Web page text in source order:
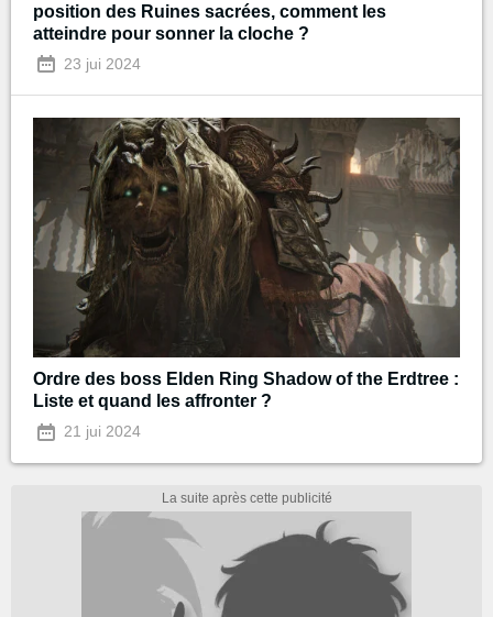
position des Ruines sacrées, comment les
atteindre pour sonner la cloche ?
23 jui 2024
Ordre des boss Elden Ring Shadow of the Erdtree :
Liste et quand les affronter ?
21 jui 2024